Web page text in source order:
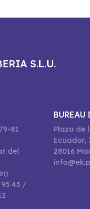
S.L.U.
81
del
95 43 /
BUREAU
Plaza de
Ecuador,
28016